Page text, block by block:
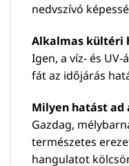
nedvszívó
Alkalmas kültéri
Igen, a víz- és
fát az időjárás
Milyen hatást ad
Gazdag,
természetes
hangulatot